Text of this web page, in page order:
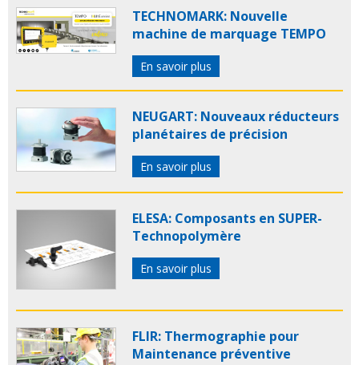
TECHNOMARK: Nouvelle
machine de marquage TEMPO
En savoir plus
NEUGART: Nouveaux réducteurs
planétaires de précision
En savoir plus
ELESA: Composants en SUPER-
Technopolymère
En savoir plus
FLIR: Thermographie pour
Maintenance préventive